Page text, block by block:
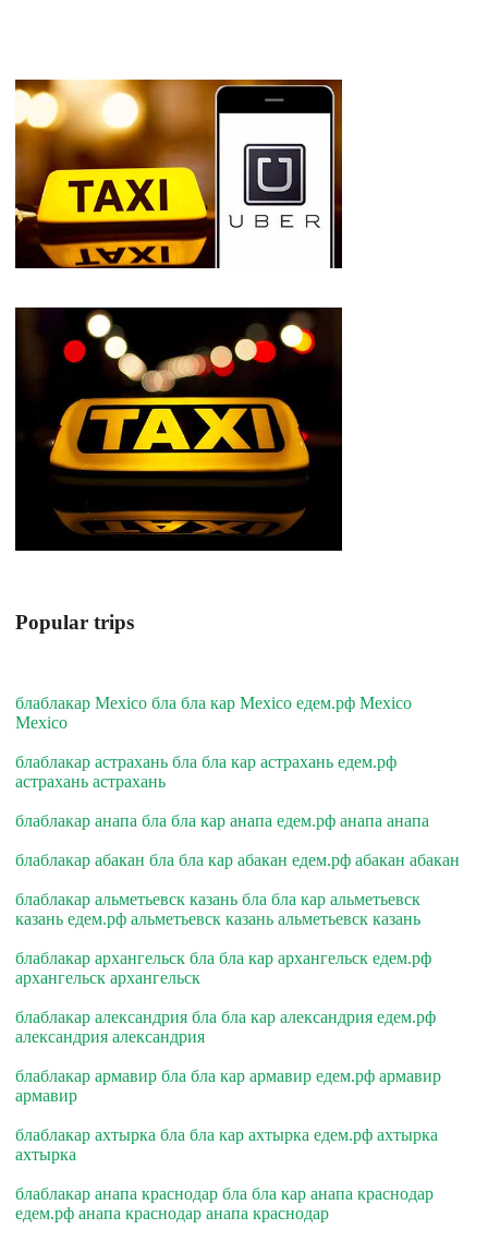
Popular trips
блаблакар Mexico бла бла кар Mexico едем.рф Mexico
Mexico
блаблакар астрахань бла бла кар астрахань едем.рф
астрахань астрахань
блаблакар анапа бла бла кар анапа едем.рф анапа анапа
блаблакар абакан бла бла кар абакан едем.рф абакан абакан
блаблакар альметьевск казань бла бла кар альметьевск
казань едем.рф альметьевск казань альметьевск казань
блаблакар архангельск бла бла кар архангельск едем.рф
архангельск архангельск
блаблакар александрия бла бла кар александрия едем.рф
александрия александрия
блаблакар армавир бла бла кар армавир едем.рф армавир
армавир
блаблакар ахтырка бла бла кар ахтырка едем.рф ахтырка
ахтырка
блаблакар анапа краснодар бла бла кар анапа краснодар
едем.рф анапа краснодар анапа краснодар